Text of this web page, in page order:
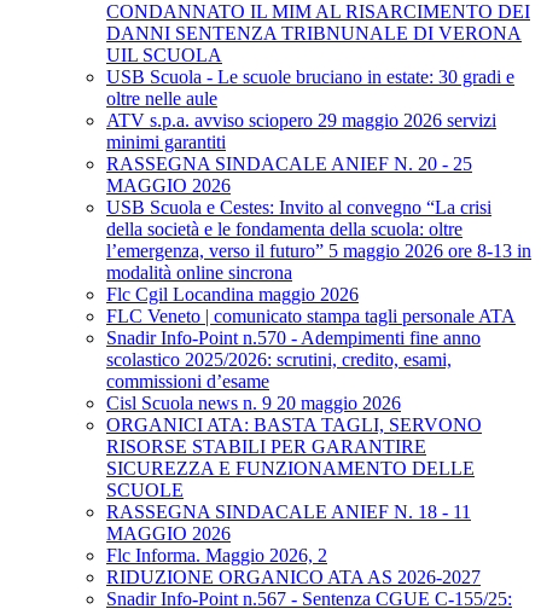
CONDANNATO IL MIM AL RISARCIMENTO DEI
DANNI SENTENZA TRIBNUNALE DI VERONA
UIL SCUOLA
USB Scuola - Le scuole bruciano in estate: 30 gradi e
oltre nelle aule
ATV s.p.a. avviso sciopero 29 maggio 2026 servizi
minimi garantiti
RASSEGNA SINDACALE ANIEF N. 20 - 25
MAGGIO 2026
USB Scuola e Cestes: Invito al convegno “La crisi
della società e le fondamenta della scuola: oltre
l’emergenza, verso il futuro” 5 maggio 2026 ore 8-13 in
modalità online sincrona
Flc Cgil Locandina maggio 2026
FLC Veneto | comunicato stampa tagli personale ATA
Snadir Info-Point n.570 - Adempimenti fine anno
scolastico 2025/2026: scrutini, credito, esami,
commissioni d’esame
Cisl Scuola news n. 9 20 maggio 2026
ORGANICI ATA: BASTA TAGLI, SERVONO
RISORSE STABILI PER GARANTIRE
SICUREZZA E FUNZIONAMENTO DELLE
SCUOLE
RASSEGNA SINDACALE ANIEF N. 18 - 11
MAGGIO 2026
Flc Informa. Maggio 2026, 2
RIDUZIONE ORGANICO ATA AS 2026-2027
Snadir Info-Point n.567 - Sentenza CGUE C‑155/25: